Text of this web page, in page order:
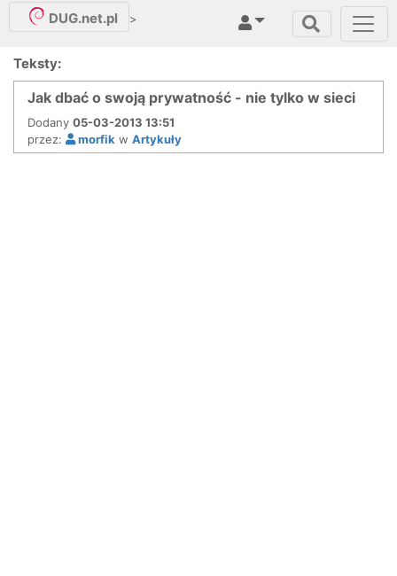
DUG.net.pl >
Teksty:
Jak dbać o swoją prywatność - nie tylko w sieci
Dodany 05-03-2013 13:51
przez:
morfik w Artykuły